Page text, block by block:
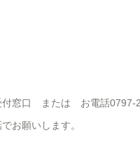
付窓口 または お電話0797-
お願いします。